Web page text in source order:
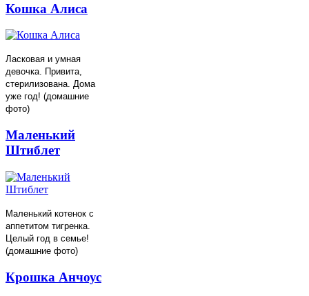
Кошка Алиса
Ласковая и умная
девочка. Привита,
стерилизована. Дома
уже год! (домашние
фото)
Маленький
Штиблет
Маленький котенок с
аппетитом тигренка.
Целый год в семье!
(домашние фото)
Крошка Анчоус